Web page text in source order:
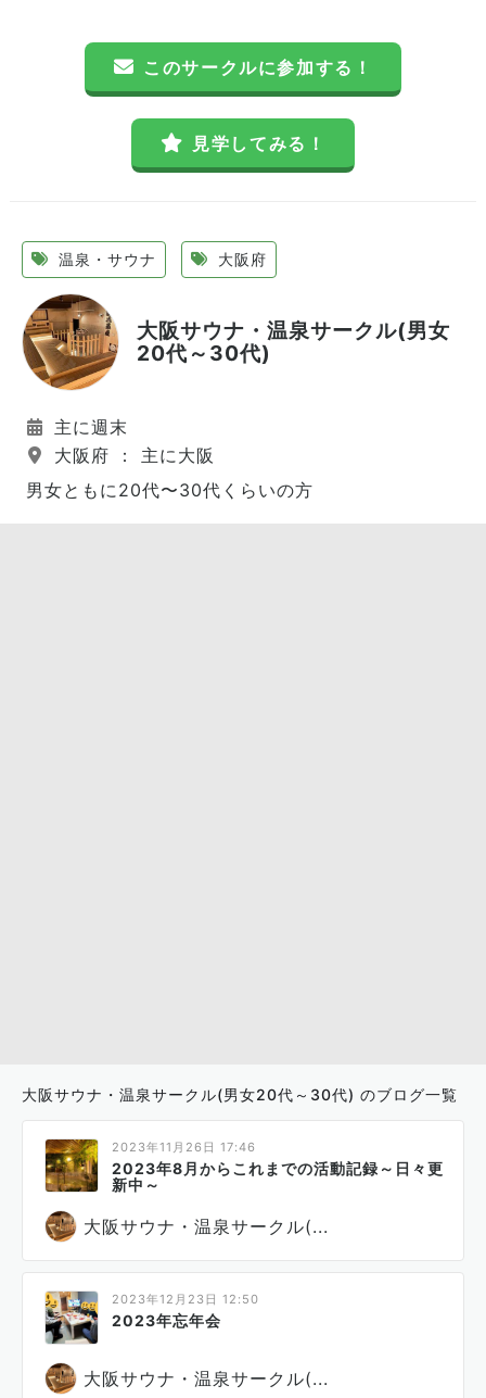
このサークルに参加する！
見学してみる！
温泉・サウナ 大阪府
大阪サウナ・温泉サークル(男女
20代～30代)
主に週末
大阪府 ： 主に大阪
男女ともに20代〜30代くらいの方
大阪サウナ・温泉サークル(男女20代～30代) のブログ一覧
2023年11月26日 17:46
2023年8月からこれまでの活動記録～日々更
新中～
大阪サウナ・温泉サークル(...
2023年12月23日 12:50
2023年忘年会
大阪サウナ・温泉サークル(...